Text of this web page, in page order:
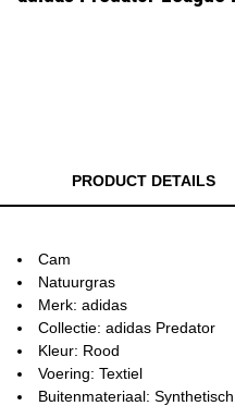
PRODUCT DETAILS
Cam
Natuurgras
Merk: adidas
Collectie: adidas Predator
Kleur: Rood
Voering: Textiel
Buitenmateriaal: